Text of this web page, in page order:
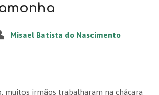
Misael Batista do Nascimento
muitos irmãos trabalharam na chácara